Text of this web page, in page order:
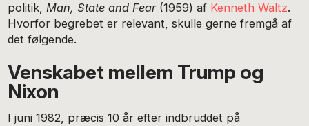
politik,Man, State and Fear(1959) af Kenneth Waltz.
Hvorfor begrebet er relevant, skulle gerne fremgå af
det følgende.
Venskabet mellem Trump og
Nixon
I juni 1982, præcis 10 år efter indbruddet på